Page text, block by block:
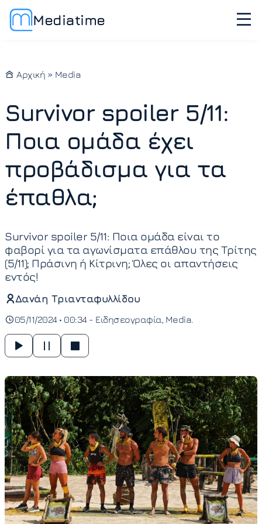
Mediatime
Αρχική » Media
Survivor spoiler 5/11:
Ποια ομάδα έχει
προβάδισμα για τα
έπαθλα;
Survivor spoiler 5/11: Ποια ομάδα είναι το
φαβορί για τα αγωνίσματα επάθλου της Τρίτης
(5/11); Πράσινη ή Κίτρινη; Όλες οι απαντήσεις
εντός!
Δανάη Τριανταφυλλίδου
05/11/2024 • 00:34 - Ειδησεογραφία Media